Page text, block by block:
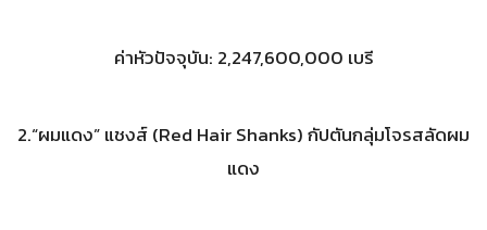
ค่าหัวปัจจุบัน: 2,247,600,000 เบรี
2.“ผมแดง” แชงส์ (Red Hair Shanks) กัปตันกลุ่มโจรสลัดผม
แดง